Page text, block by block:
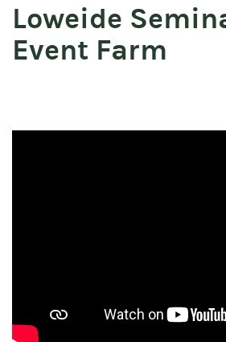
Loweide
Event Farm